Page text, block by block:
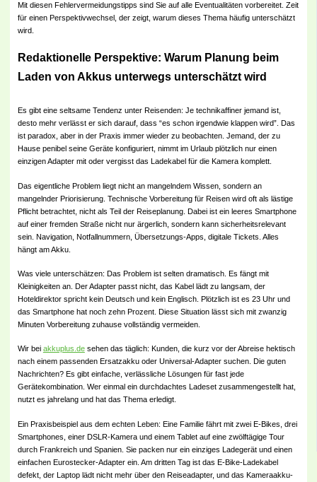
Mit diesen Fehlervermeidungstipps sind Sie auf alle Eventualitäten vorbereitet. Zeit
für einen Perspektivwechsel, der zeigt, warum dieses Thema häufig unterschätzt
wird.
Redaktionelle Perspektive: Warum Planung beim
Laden von Akkus unterwegs unterschätzt wird
Es gibt eine seltsame Tendenz unter Reisenden: Je technikaffiner jemand ist,
desto mehr verlässt er sich darauf, dass “es schon irgendwie klappen wird”. Das
ist paradox, aber in der Praxis immer wieder zu beobachten. Jemand, der zu
Hause penibel seine Geräte konfiguriert, nimmt im Urlaub plötzlich nur einen
einzigen Adapter mit oder vergisst das Ladekabel für die Kamera komplett.
Das eigentliche Problem liegt nicht an mangelndem Wissen, sondern an
mangelnder Priorisierung. Technische Vorbereitung für Reisen wird oft als lästige
Pflicht betrachtet, nicht als Teil der Reiseplanung. Dabei ist ein leeres Smartphone
auf einer fremden Straße nicht nur ärgerlich, sondern kann sicherheitsrelevant
sein. Navigation, Notfallnummern, Übersetzungs-Apps, digitale Tickets. Alles
hängt am Akku.
Was viele unterschätzen: Das Problem ist selten dramatisch. Es fängt mit
Kleinigkeiten an. Der Adapter passt nicht, das Kabel lädt zu langsam, der
Hoteldirektor spricht kein Deutsch und kein Englisch. Plötzlich ist es 23 Uhr und
das Smartphone hat noch zehn Prozent. Diese Situation lässt sich mit zwanzig
Minuten Vorbereitung zuhause vollständig vermeiden.
Wir bei akkuplus.desehen das täglich: Kunden, die kurz vor der Abreise hektisch
nach einem passenden Ersatzakku oder Universal-Adapter suchen. Die guten
Nachrichten? Es gibt einfache, verlässliche Lösungen für fast jede
Gerätekombination. Wer einmal ein durchdachtes Ladeset zusammengestellt hat,
nutzt es jahrelang und hat das Thema erledigt.
Ein Praxisbeispiel aus dem echten Leben: Eine Familie fährt mit zwei E-Bikes, drei
Smartphones, einer DSLR-Kamera und einem Tablet auf eine zwölftägige Tour
durch Frankreich und Spanien. Sie packen nur ein einziges Ladegerät und einen
einfachen Eurostecker-Adapter ein. Am dritten Tag ist das E-Bike-Ladekabel
defekt, der Laptop lädt nicht mehr über den Reiseadapter, und das Kameraakku-